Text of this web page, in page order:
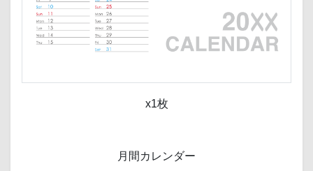
x1枚
月間カレンダー